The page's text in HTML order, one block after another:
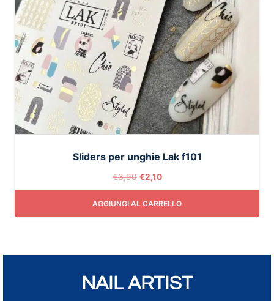
Sliders per unghie Lak f101
€3,90 €2,10
AGGIUNGI AL CARRELLO
NAIL ARTIST